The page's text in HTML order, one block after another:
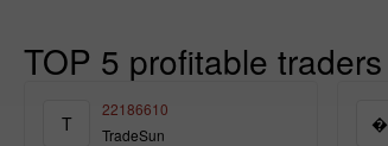
TOP 5 profitable traders
T
22186610
TradeSun
�